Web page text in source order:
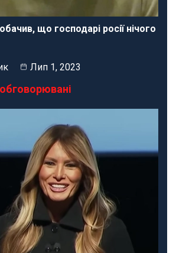
що господарі росії нічого
Лип 1, 2023